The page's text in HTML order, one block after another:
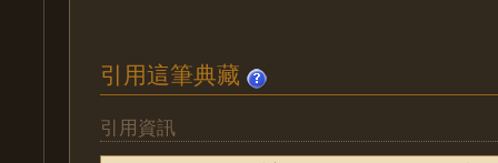
引用這筆典藏
引用資訊